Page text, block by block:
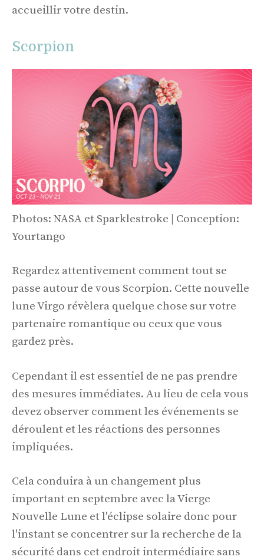
accueillir votre destin.
Scorpion
Photos: NASA et Sparklestroke | Conception:
Yourtango
Regardez attentivement comment tout se
passe autour de vous Scorpion. Cette nouvelle
lune Virgo révèlera quelque chose sur votre
partenaire romantique ou ceux que vous
gardez près.
Cependant il est essentiel de ne pas prendre
des mesures immédiates. Au lieu de cela vous
devez observer comment les événements se
déroulent et les réactions des personnes
impliquées.
Cela conduira à un changement plus
important en septembre avec la Vierge
Nouvelle Lune et l'éclipse solaire donc pour
l'instant se concentrer sur la recherche de la
sécurité dans cet endroit intermédiaire sans